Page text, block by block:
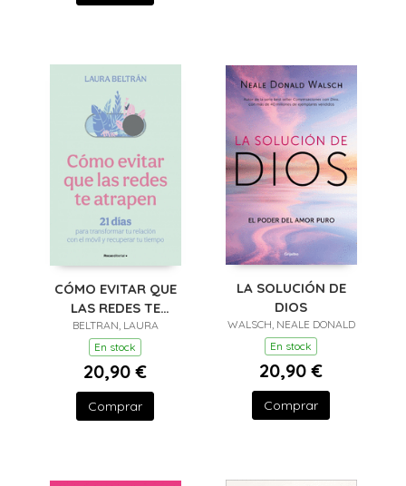
CÓMO EVITAR QUE
LAS REDES TE
ATRAPEN
BELTRAN, LAURA
En stock
20,90 €
Comprar
LA SOLUCIÓN DE
DIOS
WALSCH, NEALE DONALD
En stock
20,90 €
Comprar